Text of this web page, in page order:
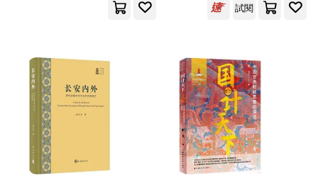
TYPE-MOON(28)
安．居特曼(28) 小池一夫(27)
目川文化編輯小組(27)
井上紀良(26) 孫衛衛(26)
中國中醫藥出版社(171)
商周出版(170)
中國政法大學出版社(164)
試閱